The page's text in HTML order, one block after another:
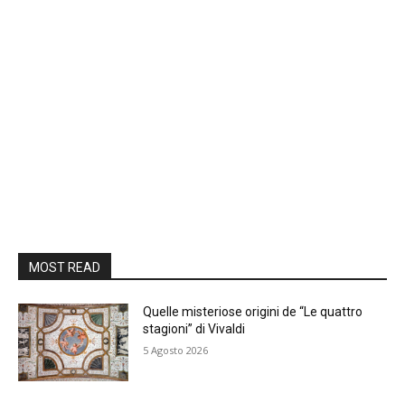
MOST READ
Quelle misteriose origini de “Le quattro
stagioni” di Vivaldi
5 Agosto 2026